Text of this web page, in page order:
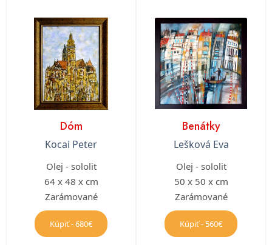
Dóm
Kocai Peter
Olej - sololit
64 x 48 x cm
Zarámované
Kúpiť - 680€
Benátky
Lešková Eva
Olej - sololit
50 x 50 x cm
Zarámované
Kúpiť - 560€